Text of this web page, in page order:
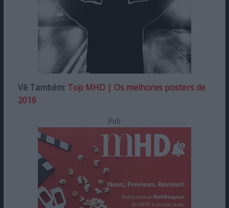
Vê Também: Top MHD | Os melhores posters de
2016
Pub